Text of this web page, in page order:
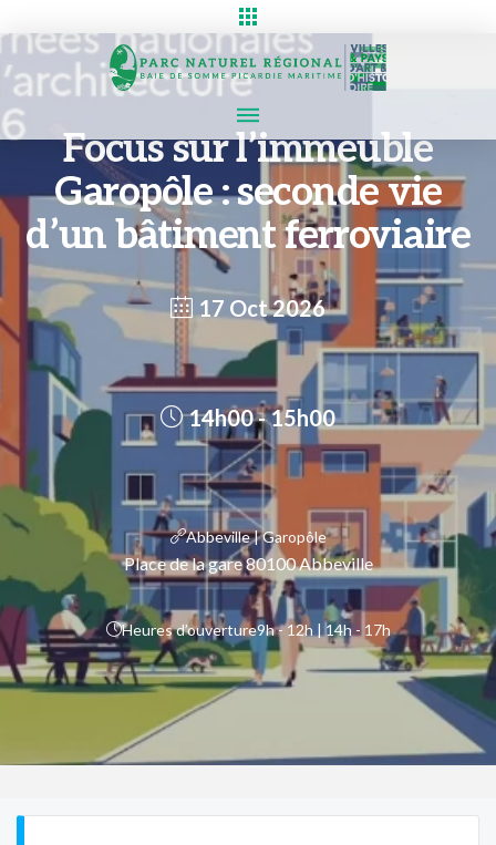
Focus sur l’immeuble
Garopôle : seconde vie
d’un bâtiment ferroviaire
17 Oct 2026
14h00 - 15h00
Abbeville | Garopôle
Place de la gare 80100 Abbeville
Heures d’ouverture9h - 12h | 14h - 17h